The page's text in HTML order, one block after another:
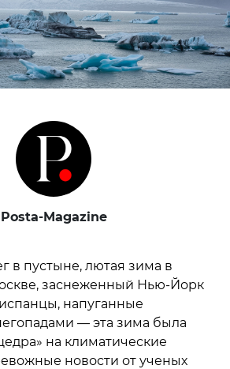
Posta-Magazine
в пустыне, лютая зима в
заснеженный Нью-Йорк
напуганные
— эта зима была
на климатические
новости от ученых